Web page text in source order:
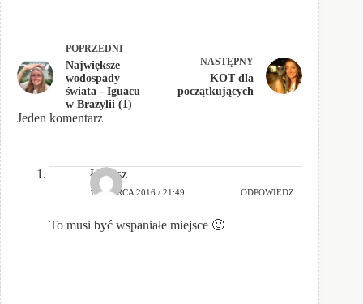
POPRZEDNI
Największe
wodospady
świata - Iguacu
w Brazylii (1)
NASTĘPNY
KOT dla
początkujących
Jeden komentarz
Łukasz
11 MARCA 2016 / 21:49 ODPOWIEDZ
To musi być wspaniałe miejsce 🙂